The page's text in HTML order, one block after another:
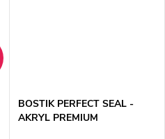
BOSTIK PERFECT SEAL -
AKRYL PREMIUM